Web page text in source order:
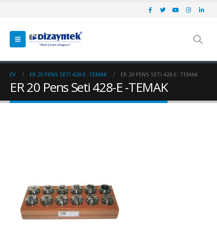
EV ER 20 PENS SETI 428-E -TEMAK ER 20 PENS SETI 428-E -TEMAK
ER 20 Pens Seti 428-E -TEMAK